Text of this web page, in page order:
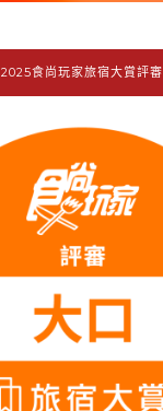
2025食尚玩家旅宿大賞評審